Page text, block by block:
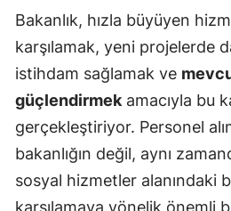
Bakanlık, hızla büyüyen
karşılamak, yeni projelerde
istihdam sağlamak ve
güçlendirmek amacıyla bu
gerçekleştiriyor. Personel
bakanlığın değil, aynı
sosyal hizmetler alanındaki
karşılamaya yönelik önemli